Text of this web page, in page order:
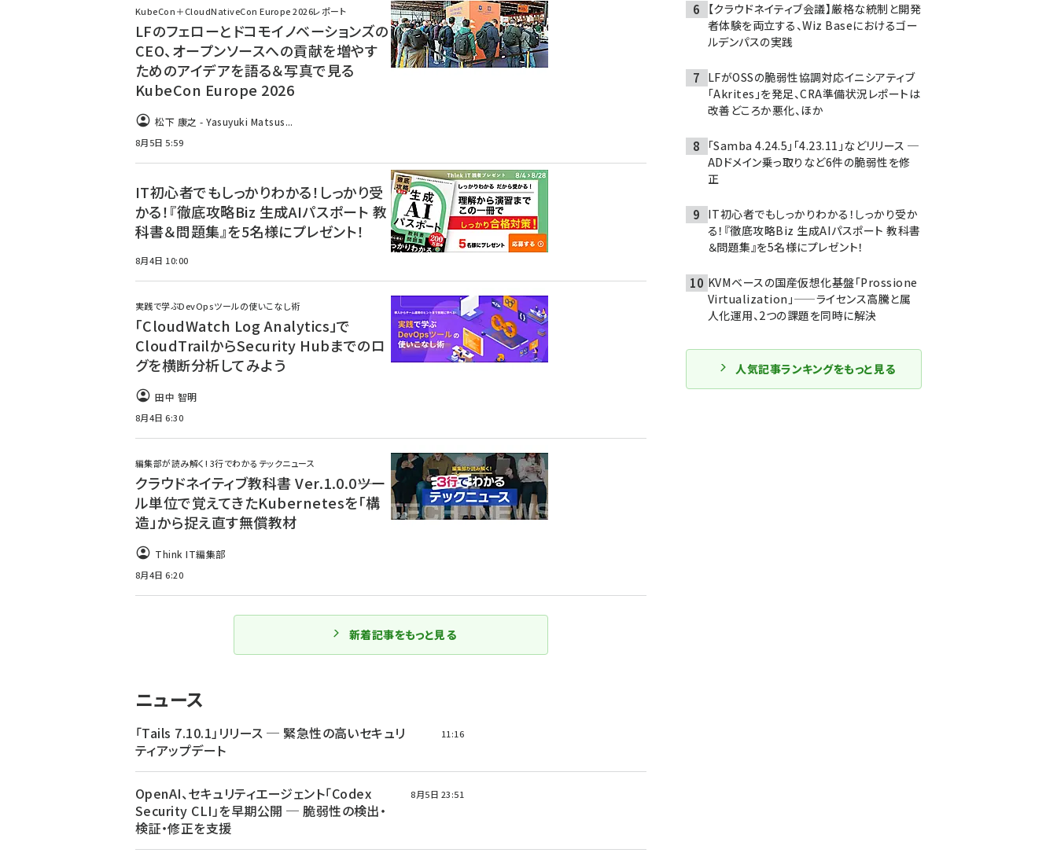
KubeCon＋CloudNativeCon Europe 2026レポート
LFのフェローとドコモイノベーションズの
CEO、オープンソースへの貢献を増やす
ためのアイデアを語る＆写真で見る
KubeCon Europe 2026
松下 康之 - Yasuyuki Matsus...
8月5日 5:59
IT初心者でもしっかりわかる！しっかり受
かる！『徹底攻略Biz 生成AIパスポート 教
科書＆問題集』を5名様にプレゼント！
8月4日 10:00
実践で学ぶDevOpsツールの使いこなし術
「CloudWatch Log Analytics」で
CloudTrailからSecurity Hubまでのロ
グを横断分析してみよう
田中 智明
8月4日 6:30
編集部が読み解く! 3行でわかるテックニュース
クラウドネイティブ教科書 Ver.1.0.0――ツー
ル単位で覚えてきたKubernetesを「構
造」から捉え直す無償教材
Think IT編集部
8月4日 6:20
新着記事をもっと見る
ニュース
「Tails 7.10.1」リリース ─ 緊急性の高いセキュリ
ティアップデート
11:16
OpenAI、セキュリティエージェント「Codex
Security CLI」を早期公開 ─ 脆弱性の検出・
検証・修正を支援
8月5日 23:51
【クラウドネイティブ会議】厳格な統制と開発
者体験を両立する、Wiz Baseにおけるゴー
ルデンパスの実践
LFがOSSの脆弱性協調対応イニシアティブ
「Akrites」を発足、CRA準備状況レポートは
改善どころか悪化、ほか
「Samba 4.24.5」「4.23.11」などリリース ─
ADドメイン乗っ取りなど6件の脆弱性を修
正
IT初心者でもしっかりわかる！しっかり受か
る！『徹底攻略Biz 生成AIパスポート 教科書
＆問題集』を5名様にプレゼント！
KVMベースの国産仮想化基盤「Prossione
Virtualization」——ライセンス高騰と属
人化運用、2つの課題を同時に解決
人気記事ランキングをもっと見る